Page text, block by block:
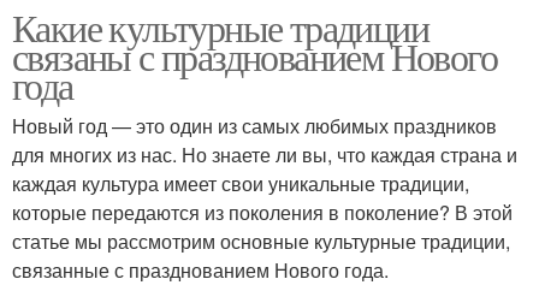
Какие культурные традиции
связаны с празднованием Нового
года
Новый год — это один из самых любимых праздников
для многих из нас. Но знаете ли вы, что каждая страна и
каждая культура имеет свои уникальные традиции,
которые передаются из поколения в поколение? В этой
статье мы рассмотрим основные культурные традиции,
связанные с празднованием Нового года.